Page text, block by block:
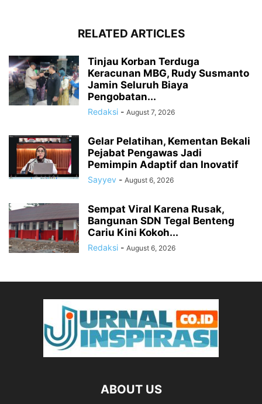
RELATED ARTICLES
Tinjau Korban Terduga
Keracunan MBG, Rudy Susmanto
Jamin Seluruh Biaya
Pengobatan...
Redaksi - August 7, 2026
Gelar Pelatihan, Kementan Bekali
Pejabat Pengawas Jadi
Pemimpin Adaptif dan Inovatif
Sayyev - August 6, 2026
Sempat Viral Karena Rusak,
Bangunan SDN Tegal Benteng
Cariu Kini Kokoh...
Redaksi - August 6, 2026
ABOUT US